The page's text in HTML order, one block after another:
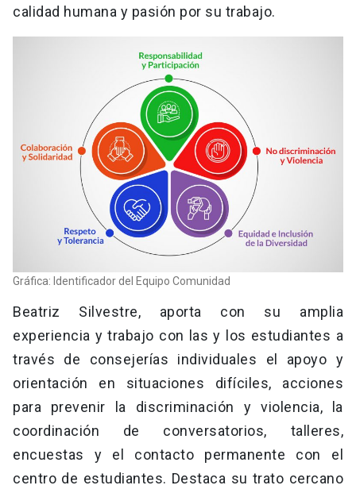
calidad humana y pasión por su trabajo.
Gráfica: Identificador del Equipo Comunidad
Beatriz Silvestre, aporta con su amplia
experiencia y trabajo con las y los estudiantes a
través de consejerías individuales el apoyo y
orientación en situaciones difíciles, acciones
para prevenir la discriminación y violencia, la
coordinación de conversatorios, talleres,
encuestas y el contacto permanente con el
centro de estudiantes. Destaca su trato cercano